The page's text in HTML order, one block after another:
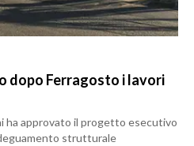
dopo Ferragosto i lavori
ha approvato il progetto esecutivo
strutturale